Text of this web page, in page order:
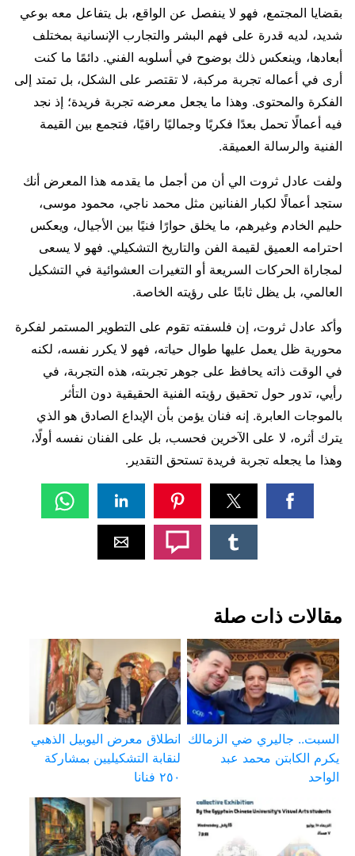
بقضايا المجتمع، فهو لا ينفصل عن الواقع، بل يتفاعل معه بوعي
شديد، لديه قدرة على فهم البشر والتجارب الإنسانية بمختلف
أبعادها، وينعكس ذلك بوضوح في أسلوبه الفني. دائمًا ما كنت
أرى في أعماله تجربة مركبة، لا تقتصر على الشكل، بل تمتد إلى
الفكرة والمحتوى. وهذا ما يجعل معرضه تجربة فريدة؛ إذ نجد
فيه أعمالًا تحمل بعدًا فكريًا وجماليًا راقيًا، فتجمع بين القيمة
الفنية والرسالة العميقة.
ولفت عادل ثروت الي أن من أجمل ما يقدمه هذا المعرض أنك
ستجد أعمالًا لكبار الفنانين مثل محمد ناجي، محمود موسى،
حليم الخادم وغيرهم، ما يخلق حوارًا فنيًا بين الأجيال، ويعكس
احترامه العميق لقيمة الفن والتاريخ التشكيلي. فهو لا يسعى
لمجاراة الحركات السريعة أو التغيرات العشوائية في التشكيل
العالمي، بل يظل ثابتًا على رؤيته الخاصة.
وأكد عادل ثروت، إن فلسفته تقوم على التطوير المستمر لفكرة
محورية ظل يعمل عليها طوال حياته، فهو لا يكرر نفسه، لكنه
في الوقت ذاته يحافظ على جوهر تجربته، هذه التجربة، في
رأيي، تدور حول تحقيق رؤيته الفنية الحقيقية دون التأثر
بالموجات العابرة. إنه فنان يؤمن بأن الإبداع الصادق هو الذي
يترك أثره، لا على الآخرين فحسب، بل على الفنان نفسه أولًا،
وهذا ما يجعله تجربة فريدة تستحق التقدير.
مقالات ذات صلة
السبت.. جاليري ضي الزمالك
يكرم الكابتن محمد عبد
الواحد
انطلاق معرض اليوبيل الذهبي
لنقابة التشكيليين بمشاركة
٢٥٠ فنانا